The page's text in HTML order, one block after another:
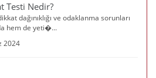
Testi Nedir?
dağınıklığı ve odaklanma sorunları
hem de yeti�...
2024